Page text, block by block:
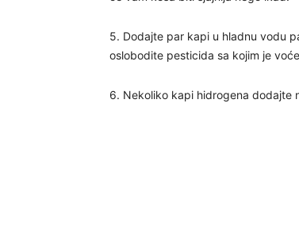
5. Dodajte par kapi u hladnu vodu
oslobodite pesticida sa kojim je
6. Nekoliko kapi hidrogena dodajte